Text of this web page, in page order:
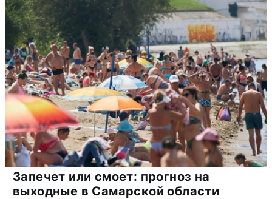
Запечет или смоет: прогноз на
выходные в Самарской области